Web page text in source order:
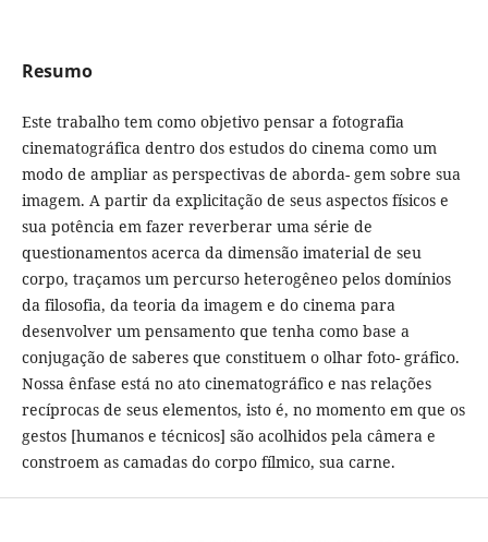
Resumo
Este trabalho tem como objetivo pensar a fotografia
cinematográfica dentro dos estudos do cinema como um
modo de ampliar as perspectivas de aborda- gem sobre sua
imagem. A partir da explicitação de seus aspectos físicos e
sua potência em fazer reverberar uma série de
questionamentos acerca da dimensão imaterial de seu
corpo, traçamos um percurso heterogêneo pelos domínios
da filosofia, da teoria da imagem e do cinema para
desenvolver um pensamento que tenha como base a
conjugação de saberes que constituem o olhar foto- gráfico.
Nossa ênfase está no ato cinematográfico e nas relações
recíprocas de seus elementos, isto é, no momento em que os
gestos [humanos e técnicos] são acolhidos pela câmera e
constroem as camadas do corpo fílmico, sua carne.